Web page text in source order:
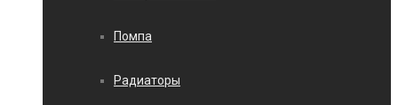
Помпа
Радиаторы